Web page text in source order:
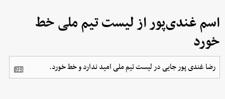
اسم غندی‌پور از لیست تیم ملی خط
خورد
رضا غندی پور جایی در لیست تیم ملی امید ندارد و خط خورد.